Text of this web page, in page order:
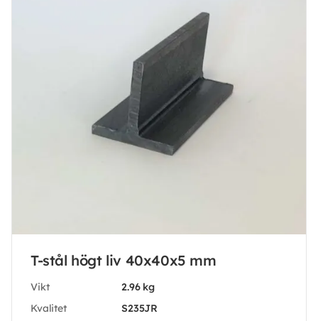
T-stål högt liv 40x40x5 mm
Vikt
2.96 kg
Kvalitet
S235JR